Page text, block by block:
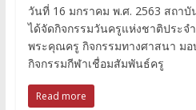
วันที่ 16 มกราคม พ.ศ. 2563 สถา
ได้จัดกิจกรรมวันครูแห่งชาติประจ
พระคุณครู กิจกรรมทางศาสนา มอ
กิจกรรมกีฬาเชื่อมสัมพันธ์ครู
Read more